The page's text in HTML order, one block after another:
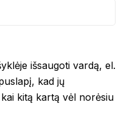
išsaugoti vardą, el.
kad jų
kitą kartą vėl norėsiu